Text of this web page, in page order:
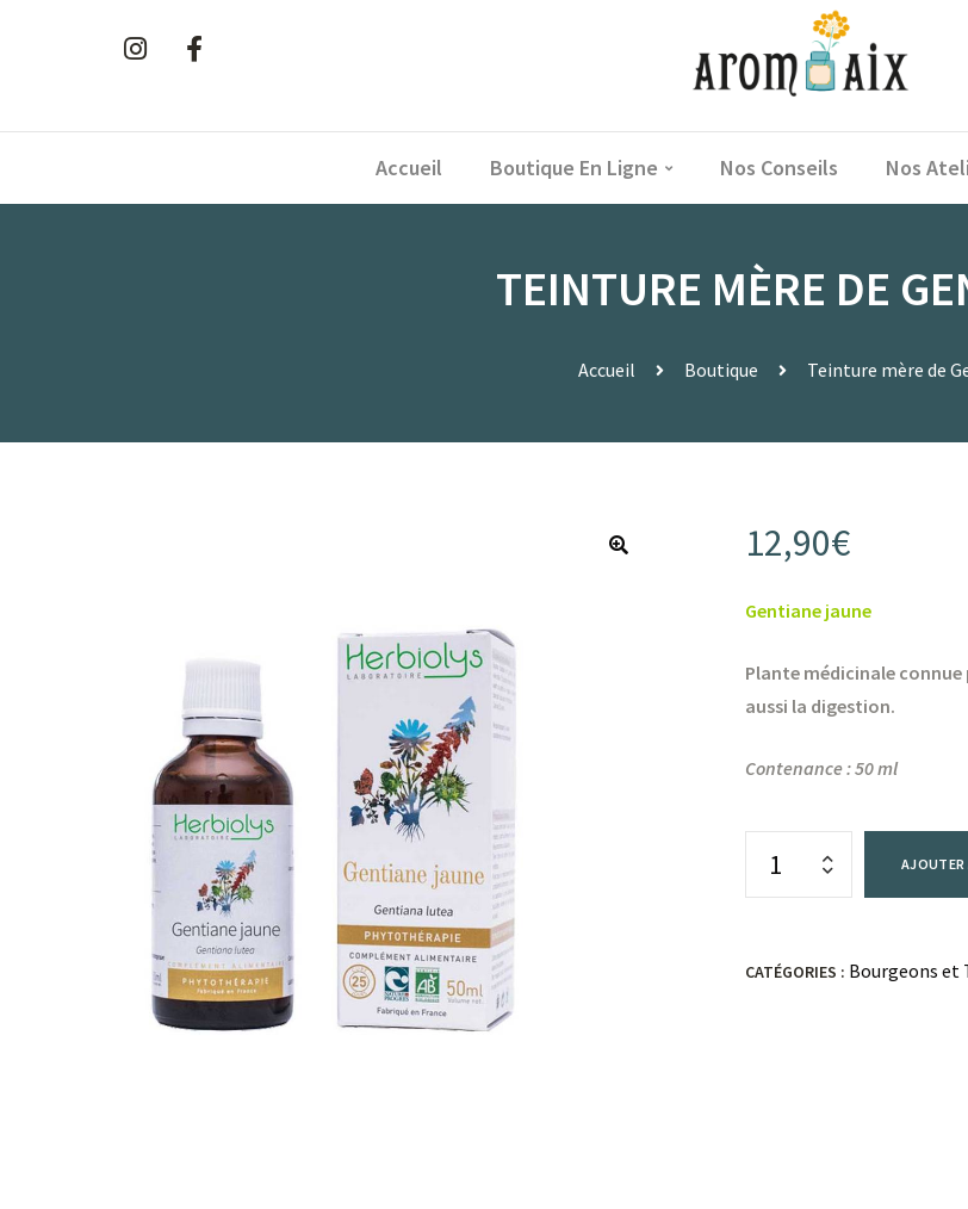
Accueil Boutique En Ligne Nos Conseils Nos
TEINTURE MÈRE DE
Accueil Boutique Teinture mère de
12,90€
Gentiane jaune
Plante médicinale
aussi la digestion.
Contenance : 50 ml
AJOUTER
CATÉGORIES : Bourgeons et